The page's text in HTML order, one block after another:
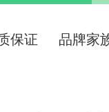
保证 品牌家